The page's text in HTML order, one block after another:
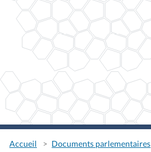
Accueil
Documents parlementaires